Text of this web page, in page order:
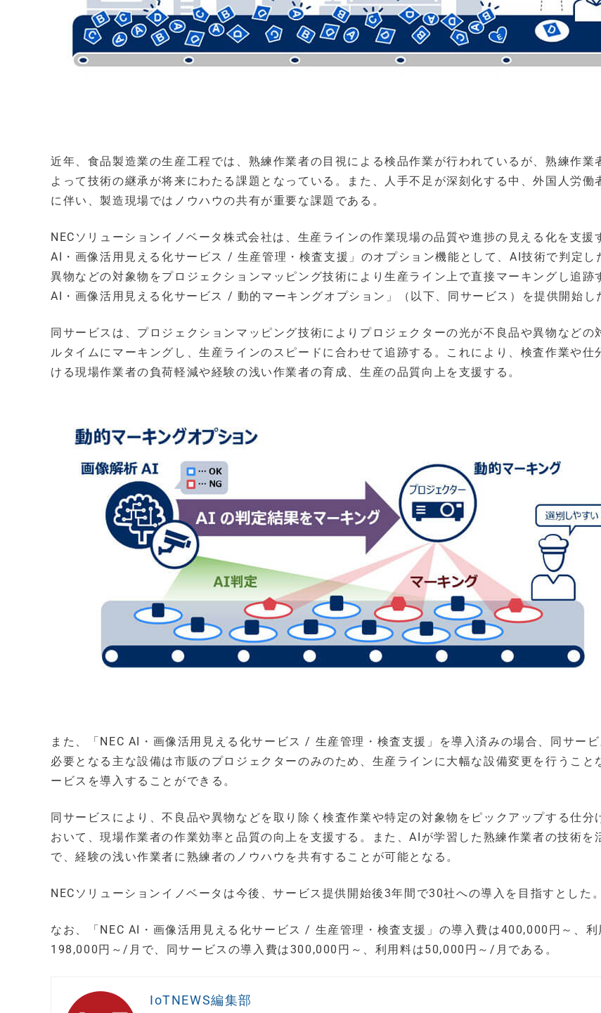
近年、食品製造業の生産工程では、熟練作業者の目視による検品作業が行われているが、熟練作業
よって技術の継承が将来にわたる課題となっている。また、人手不足が深刻化する中、外国人労働
に伴い、製造現場ではノウハウの共有が重要な課題である。
NECソリューションイノベータ株式会社は、生産ラインの作業現場の品質や進捗の見える化を支援
AI・画像活用見える化サービス / 生産管理・検査支援」のオプション機能として、AI技術で判定し
異物などの対象物をプロジェクションマッピング技術により生産ライン上で直接マーキングし追跡
AI・画像活用見える化サービス / 動的マーキングオプション」（以下、同サービス）を提供開始し
同サービスは、プロジェクションマッピング技術によりプロジェクターの光が不良品や異物などの
ルタイムにマーキングし、生産ラインのスピードに合わせて追跡する。これにより、検査作業や仕
ける現場作業者の負荷軽減や経験の浅い作業者の育成、生産の品質向上を支援する。
また、「NEC AI・画像活用見える化サービス / 生産管理・検査支援」を導入済みの場合、同サー
必要となる主な設備は市販のプロジェクターのみのため、生産ラインに大幅な設備変更を行うこと
ービスを導入することができる。
同サービスにより、不良品や異物などを取り除く検査作業や特定の対象物をピックアップする仕分
おいて、現場作業者の作業効率と品質の向上を支援する。また、AIが学習した熟練作業者の技術を
で、経験の浅い作業者に熟練者のノウハウを共有することが可能となる。
NECソリューションイノベータは今後、サービス提供開始後3年間で30社への導入を目指すとした。
なお、「NEC AI・画像活用見える化サービス / 生産管理・検査支援」の導入費は400,000円～、利
198,000円～/月で、同サービスの導入費は300,000円～、利用料は50,000円～/月である。
IoTNEWS編集部